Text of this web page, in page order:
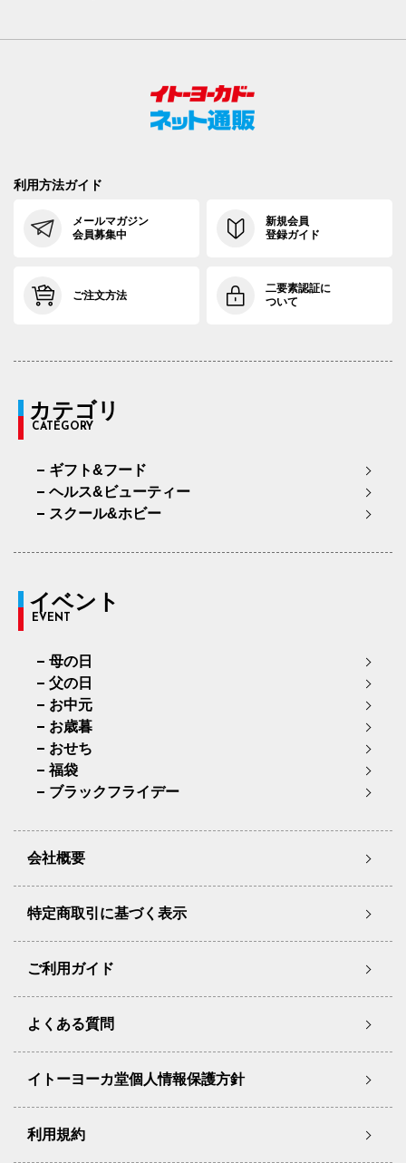
利用方法ガイド
メールマガジン
会員募集中
新規会員
登録ガイド
ご注文方法
二要素認証に
ついて
カテゴリ
CATEGORY
ギフト&フード
ヘルス&ビューティー
スクール&ホビー
イベント
EVENT
母の日
父の日
お中元
お歳暮
おせち
福袋
ブラックフライデー
会社概要
特定商取引に基づく表示
ご利用ガイド
よくある質問
イトーヨーカ堂個人情報保護方針
利用規約